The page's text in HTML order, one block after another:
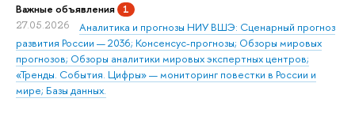
Важные объявления 1
27.05.2026
Аналитика и прогнозы НИУ ВШЭ: Сценарный прогноз
развития России — 2036; Консенсус-прогнозы; Обзоры мировых
прогнозов; Обзоры аналитики мировых экспертных центров;
«Тренды. События. Цифры» — мониторинг повестки в России и
мире; Базы данных.